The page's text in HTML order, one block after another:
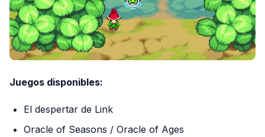
Juegos disponibles:
El despertar de Link
Oracle of Seasons / Oracle of Ages